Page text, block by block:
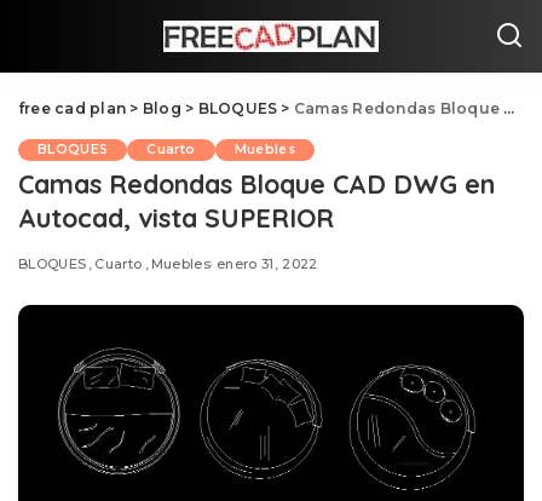
free cad plan > Blog > BLOQUES > Camas Redondas Bloque CAD DWG en Autocad, vista SUPERIOR
BLOQUES Cuarto Muebles
Camas Redondas Bloque CAD DWG en
Autocad, vista SUPERIOR
BLOQUES Cuarto Muebles enero 31, 2022